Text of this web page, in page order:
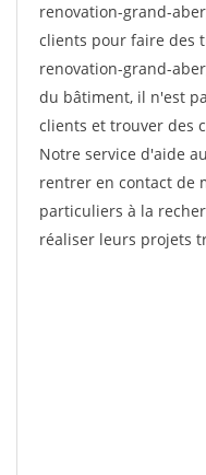
renovation-grand-
clients pour faire des
renovation-grand-
du bâtiment, il n'est
clients et trouver des
Notre service d'aide
rentrer en contact de
particuliers à la
réaliser leurs projets